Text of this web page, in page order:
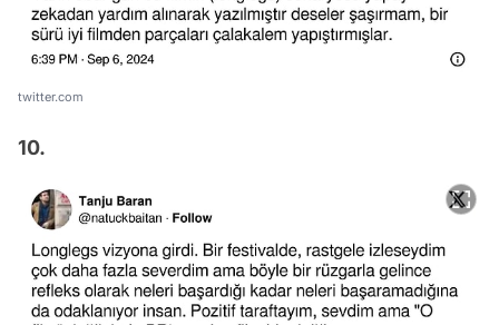
twitter.com
10.